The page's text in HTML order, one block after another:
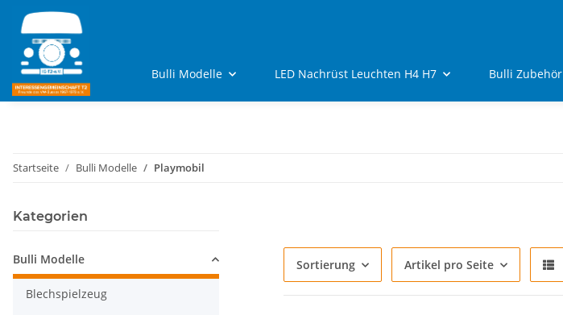
Bulli Modelle LED Nachrüst Leuchten H4 H7 Bulli Zubehör
Startseite Bulli Modelle Playmobil
Sortierung Artikel pro Seite
Kategorien
Bulli Modelle
Blechspielzeug